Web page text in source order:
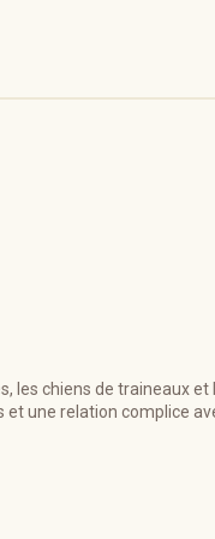
les chiens de traineaux et
une relation complice